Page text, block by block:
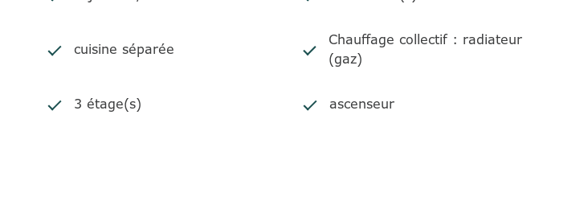
cuisine séparée
Chauffage collectif : radiateur
(gaz)
3 étage(s) ascenseur